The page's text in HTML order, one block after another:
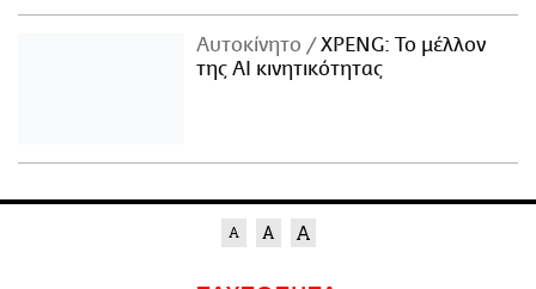
Αυτοκίνητο
XPENG: Το μέλλον
της AI κινητικότητας